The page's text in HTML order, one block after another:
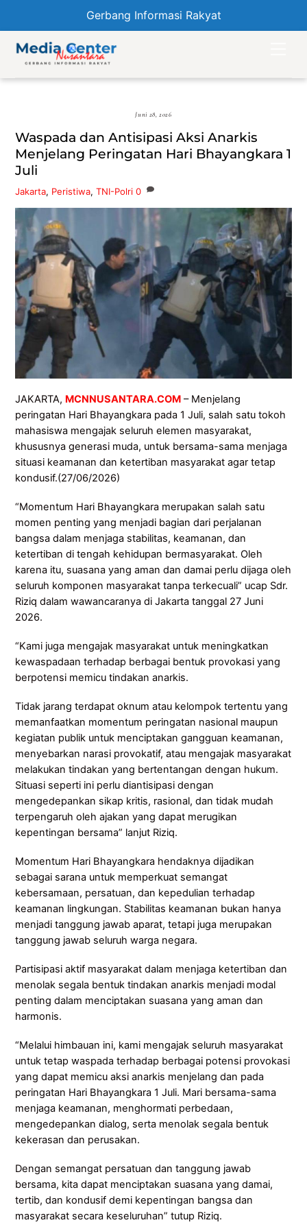
Gerbang Informasi Rakyat
content
Juni 28, 2026
Waspada dan Antisipasi Aksi Anarkis
Menjelang Peringatan Hari Bhayangkara 1
Juli
Jakarta, Peristiwa,TNI-Polri 0
JAKARTA, MCNNUSANTARA.COM – Menjelang
peringatan Hari Bhayangkara pada 1 Juli, salah satu tokoh
mahasiswa mengajak seluruh elemen masyarakat,
khususnya generasi muda, untuk bersama-sama menjaga
situasi keamanan dan ketertiban masyarakat agar tetap
kondusif.(27/06/2026)
“Momentum Hari Bhayangkara merupakan salah satu
momen penting yang menjadi bagian dari perjalanan
bangsa dalam menjaga stabilitas, keamanan, dan
ketertiban di tengah kehidupan bermasyarakat. Oleh
karena itu, suasana yang aman dan damai perlu dijaga oleh
seluruh komponen masyarakat tanpa terkecuali” ucap Sdr.
Riziq dalam wawancaranya di Jakarta tanggal 27 Juni
2026.
“Kami juga mengajak masyarakat untuk meningkatkan
kewaspadaan terhadap berbagai bentuk provokasi yang
berpotensi memicu tindakan anarkis.
Tidak jarang terdapat oknum atau kelompok tertentu yang
memanfaatkan momentum peringatan nasional maupun
kegiatan publik untuk menciptakan gangguan keamanan,
menyebarkan narasi provokatif, atau mengajak masyarakat
melakukan tindakan yang bertentangan dengan hukum.
Situasi seperti ini perlu diantisipasi dengan
mengedepankan sikap kritis, rasional, dan tidak mudah
terpengaruh oleh ajakan yang dapat merugikan
kepentingan bersama” lanjut Riziq.
Momentum Hari Bhayangkara hendaknya dijadikan
sebagai sarana untuk memperkuat semangat
kebersamaan, persatuan, dan kepedulian terhadap
keamanan lingkungan. Stabilitas keamanan bukan hanya
menjadi tanggung jawab aparat, tetapi juga merupakan
tanggung jawab seluruh warga negara.
Partisipasi aktif masyarakat dalam menjaga ketertiban dan
menolak segala bentuk tindakan anarkis menjadi modal
penting dalam menciptakan suasana yang aman dan
harmonis.
“Melalui himbauan ini, kami mengajak seluruh masyarakat
untuk tetap waspada terhadap berbagai potensi provokasi
yang dapat memicu aksi anarkis menjelang dan pada
peringatan Hari Bhayangkara 1 Juli. Mari bersama-sama
menjaga keamanan, menghormati perbedaan,
mengedepankan dialog, serta menolak segala bentuk
kekerasan dan perusakan.
Dengan semangat persatuan dan tanggung jawab
bersama, kita dapat menciptakan suasana yang damai,
tertib, dan kondusif demi kepentingan bangsa dan
masyarakat secara keseluruhan” tutup Riziq.